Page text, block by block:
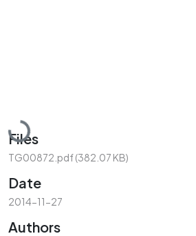
Loading...
Files
TG00872.pdf(382.07 KB)
Date
2014-11-27
Authors